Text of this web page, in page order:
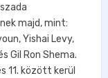
majd, mint:
Yishai Levy,
Gil Ron Shema.
11. között kerül